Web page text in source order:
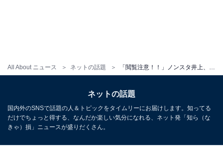
All About ニュース ネットの話題
ネットの話題
国内外のSNSで話題の人＆トピックをタイムリーにお届けします。知ってる
だけでちょっと得する、なんだか楽しい気分になれる、ネット発「知ら（な
きゃ）損」ニュースが盛りだくさん。